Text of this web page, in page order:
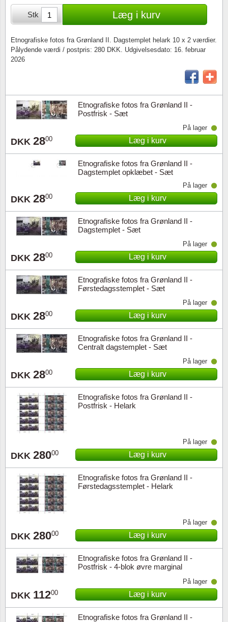
Stk Læg i kurv
Etnografiske fotos fra Grønland II. Dagstemplet helark 10 x 2 værdier.
Pålydende værdi / postpris: 280 DKK. Udgivelsesdato: 16. februar
2026
Etnografiske fotos fra Grønland II -
Postfrisk - Sæt
DKK 2800
På lager
Læg i kurv
Etnografiske fotos fra Grønland II -
Dagstemplet opklæbet - Sæt
DKK 2800
På lager
Læg i kurv
Etnografiske fotos fra Grønland II -
Dagstemplet - Sæt
DKK 2800
På lager
Læg i kurv
Etnografiske fotos fra Grønland II -
Førstedagsstemplet - Sæt
DKK 2800
På lager
Læg i kurv
Etnografiske fotos fra Grønland II -
Centralt dagstemplet - Sæt
DKK 2800
På lager
Læg i kurv
Etnografiske fotos fra Grønland II -
Postfrisk - Helark
DKK 28000
På lager
Læg i kurv
Etnografiske fotos fra Grønland II -
Førstedagsstemplet - Helark
DKK 28000
På lager
Læg i kurv
Etnografiske fotos fra Grønland II -
Postfrisk - 4-blok øvre marginal
DKK 11200
På lager
Læg i kurv
Etnografiske fotos fra Grønland II -
Særkonvolutter
Souvenirmapper
Andre samleobjekter
Lupper, lamper & mikroskoper
Tilbehør - andet
Stålstik